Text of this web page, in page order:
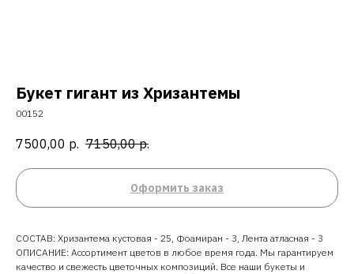
Букет гигант из Хризантемы
00152
7500,00 р. 7150,00 р.
Оформить заказ
СОСТАВ: Хризантема кустовая - 25, Фоамиран - 3, Лента атласная - 3
ОПИСАНИЕ: Ассортимент цветов в любое время года. Мы гарантируем
качество и свежесть цветочных композиций. Все наши букеты и